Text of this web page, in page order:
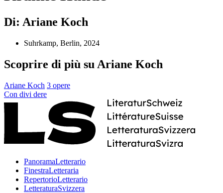
Di: Ariane Koch
Suhrkamp, Berlin, 2024
Scoprire di più su Ariane Koch
Ariane Koch 3 opere
Con divi dere
PanoramaLetterario
FinestraLetteraria
RepertorioLetterario
LetteraturaSvizzera